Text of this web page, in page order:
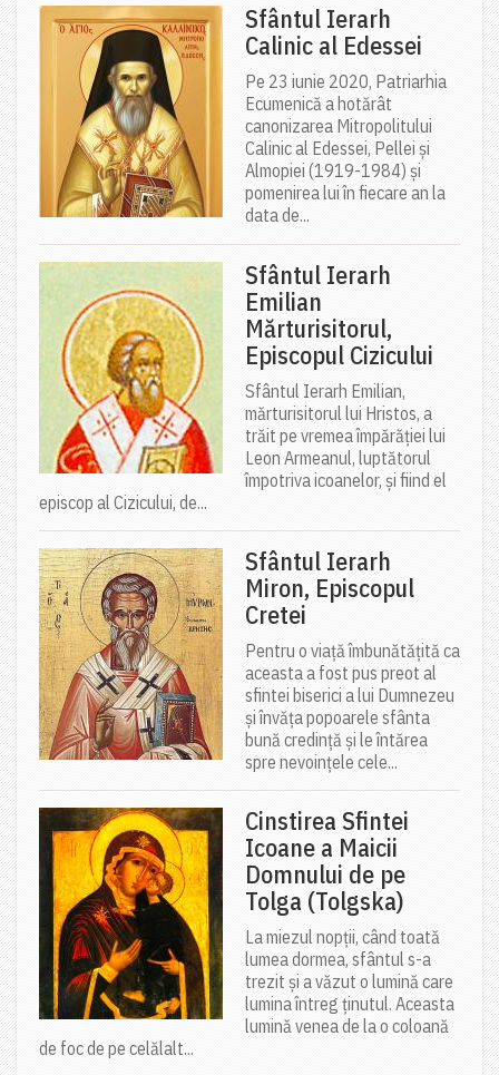
Sfântul Ierarh
Calinic al Edessei
Pe 23 iunie 2020, Patriarhia
Ecumenică a hotărât
canonizarea Mitropolitului
Calinic al Edessei, Pellei și
Almopiei (1919-1984) și
pomenirea lui în fiecare an la
data de...
Sfântul Ierarh
Emilian
Mărturisitorul,
Episcopul Cizicului
Sfântul Ierarh Emilian,
mărturisitorul lui Hristos, a
trăit pe vremea împărăției lui
Leon Armeanul, luptătorul
împotriva icoanelor, și fiind el
episcop al Cizicului, de...
Sfântul Ierarh
Miron, Episcopul
Cretei
Pentru o viață îmbunătățită ca
aceasta a fost pus preot al
sfintei biserici a lui Dumnezeu
și învăța popoarele sfânta
bună credință și le întărea
spre nevoințele cele...
Cinstirea Sfintei
Icoane a Maicii
Domnului de pe
Tolga (Tolgska)
La miezul nopții, când toată
lumea dormea, sfântul s-a
trezit și a văzut o lumină care
lumina întreg ținutul. Aceasta
lumină venea de la o coloană
de foc de pe celălalt...